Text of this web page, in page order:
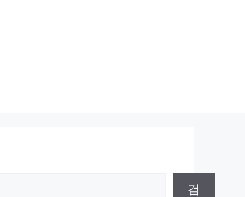
검